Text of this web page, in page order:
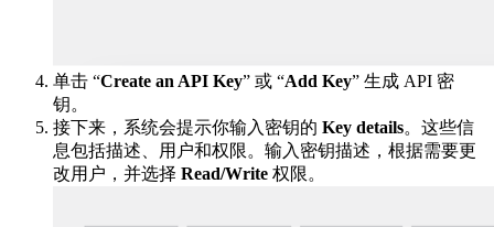
单击 “Create an API Key” 或 “Add Key” 生成 API 密
钥。
接下来，系统会提示你输入密钥的 Key details。这些信
息包括描述、用户和权限。输入密钥描述，根据需要更
改用户，并选择 Read/Write 权限。